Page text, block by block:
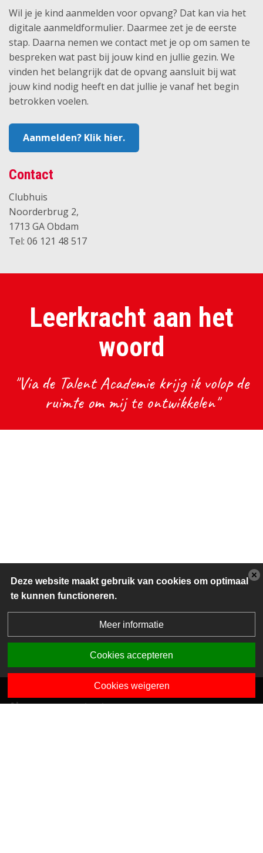
Wil je je kind aanmelden voor opvang? Dat kan via het
digitale aanmeldformulier. Daarmee zet je de eerste
stap. Daarna nemen we contact met je op om samen te
bespreken wat past bij jouw kind en jullie gezin. We
vinden het belangrijk dat de opvang aansluit bij wat
jouw kind nodig heeft en dat jullie je vanaf het begin
betrokken voelen.
Aanmelden? Klik hier.
Contact
Clubhuis
Noorderbrug 2,
1713 GA Obdam
Tel: 06 121 48 517
Leerkracht aan het
woord
"Via de Talent Academie krijg ik volop de
ruimte om mij te ontwikkelen"
Algemene contactgegevens
Deze website maakt gebruik van cookies om optimaal
te kunnen functioneren.
Meer informatie
Cookies accepteren
Cookies weigeren